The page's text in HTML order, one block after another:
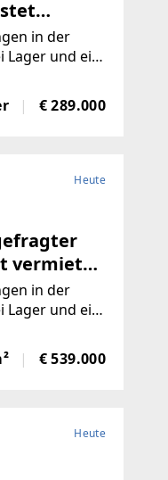
in der
Lager und ein
mit
€ 289.000
Heute
vermietet
in der
Lager und ein
mit
€ 539.000
Heute